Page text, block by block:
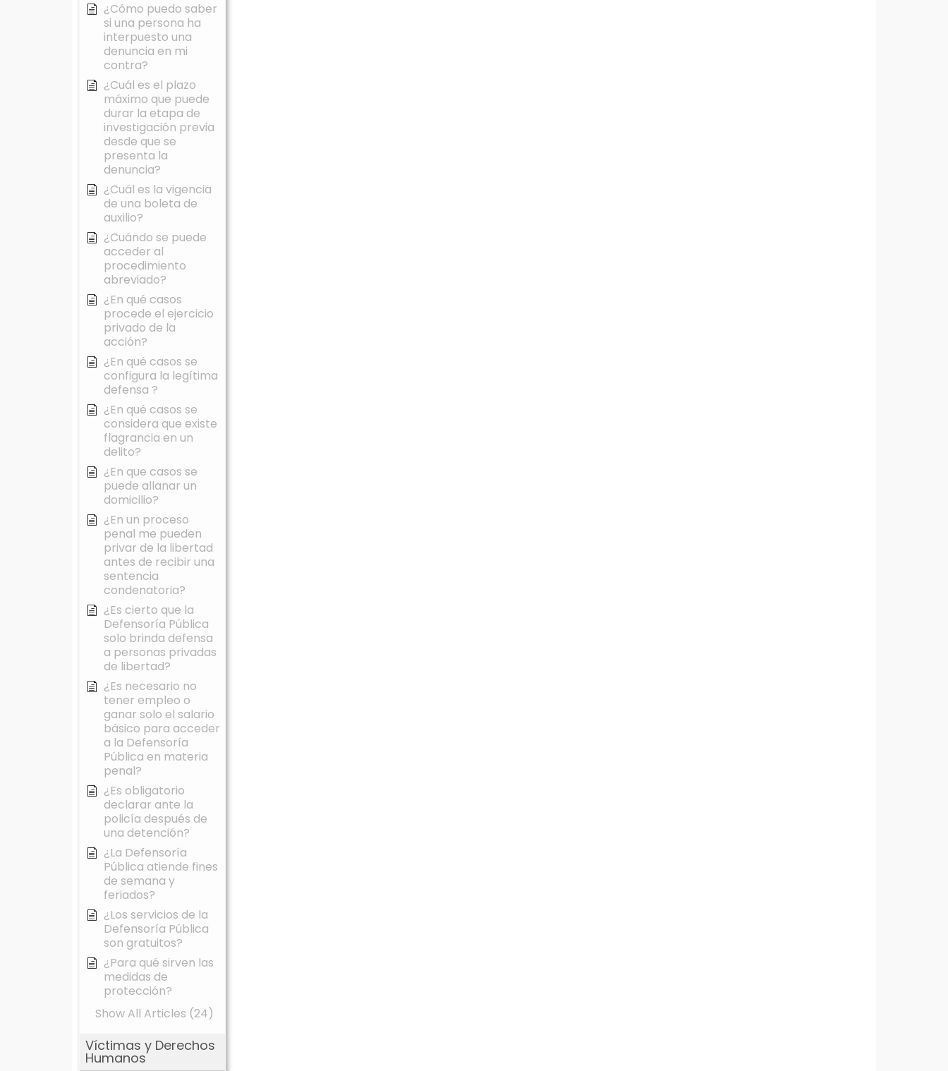
¿Cómo puedo saber
si una persona ha
interpuesto una
denuncia en mi
contra?
¿Cuál es el plazo
máximo que puede
durar la etapa de
investigación previa
desde que se
presenta la
denuncia?
¿Cuál es la vigencia
de una boleta de
auxilio?
¿Cuándo se puede
acceder al
procedimiento
abreviado?
¿En qué casos
procede el ejercicio
privado de la
acción?
¿En qué casos se
configura la legítima
defensa ?
¿En qué casos se
considera que existe
flagrancia en un
delito?
¿En que casos se
puede allanar un
domicilio?
¿En un proceso
penal me pueden
privar de la libertad
antes de recibir una
sentencia
condenatoria?
¿Es cierto que la
Defensoría Pública
solo brinda defensa
a personas privadas
de libertad?
¿Es necesario no
tener empleo o
ganar solo el salario
básico para acceder
a la Defensoría
Pública en materia
penal?
¿Es obligatorio
declarar ante la
policía después de
una detención?
¿La Defensoría
Pública atiende fines
de semana y
feriados?
¿Los servicios de la
Defensoría Pública
son gratuitos?
¿Para qué sirven las
medidas de
protección?
Show All Articles (24)
Víctimas y Derechos
Humanos